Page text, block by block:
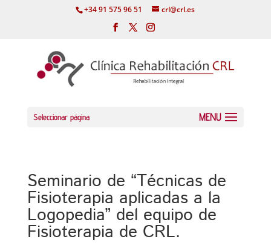
+34 91 575 96 51 crl@crl.es
Seleccionar página
Seminario de “Técnicas de
Fisioterapia aplicadas a la
Logopedia” del equipo de
Fisioterapia de CRL.